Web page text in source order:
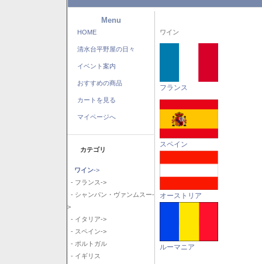
Menu
HOME
清水台平野屋の日々
イベント案内
おすすめの商品
カートを見る
マイページへ
カテゴリ
ワイン->
- フランス->
- シャンパン・ヴァンムスー-
>
- イタリア->
- スペイン->
- ポルトガル
- イギリス
ワイン
フランス
スペイン
オーストリア
ルーマニア